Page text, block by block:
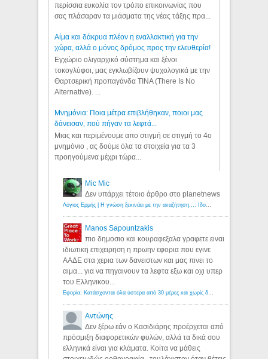
περίσσια ευκολία τον τρόπο επικοινωνίας που
σας πλάσαραν τα μιάσματα της νέας τάξης πρα...
Αίμα και δάκρυα πλέον η εναλλακτική για την
χώρα, αλλά ο μόνος δρόμος προς την ελευθερία!
Εγχώριο ολιγαρχικό σύστημα και ξένοι
τοκογλύφοι, μας εγκλωβίζουν ψυχολογικά με την
Θαρτσερική προπαγάνδα TINA (There Is No
Alternative). ...
Μνημόνια: Ποια μέτρα επιβλήθηκαν, ποιοι μας
δάνεισαν, πού πήγαν τα λεφτά...
Μιας και περιμένουμε απο στιγμή σε στιγμή το 4ο
μνημόνιο , ας δούμε όλα τα στοιχεία για τα 3
προηγούμενα μέχρι τώρα...
Mic Mic
Δεν υπάρχει τέτοιο άρθρο στο planetnews
Manos Sapountzakis
πιο δημοσιο και κουραφεξαλα γραφετε ειναι
ιδιωτικη επιχειρηση η πρωην εφορια που εγινε
ΑΑΔΕ στα χερια των δανειστων και μας πινει το
αιμα... για να πηγαινουν τα λεφτα εξω και οχι υπερ
του Ελληνικου...
Αντώνης
Δεν ξέρω εάν ο Κασιδιάρης προέρχεται από
πρόσμιξη διαφορετικών φυλών, αλλά τα δικά σου
ελληνικά είναι για κλάματα. Κοίτα να μάθεις